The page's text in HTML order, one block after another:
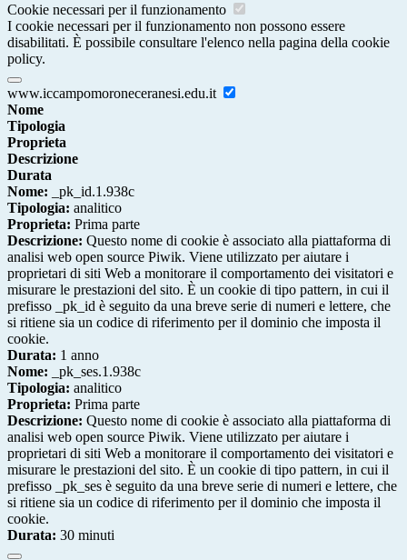
Cookie necessari per il funzionamento
I cookie necessari per il funzionamento non possono essere
disabilitati. È possibile consultare l'elenco nella pagina della cookie
policy.
www.iccampomoroneceranesi.edu.it
Nome
Tipologia
Proprieta
Descrizione
Durata
Nome: _pk_id.1.938c
Tipologia: analitico
Proprieta: Prima parte
Descrizione: Questo nome di cookie è associato alla piattaforma di
analisi web open source Piwik. Viene utilizzato per aiutare i
proprietari di siti Web a monitorare il comportamento dei visitatori e
misurare le prestazioni del sito. È un cookie di tipo pattern, in cui il
prefisso _pk_id è seguito da una breve serie di numeri e lettere, che
si ritiene sia un codice di riferimento per il dominio che imposta il
cookie.
Durata: 1 anno
Nome: _pk_ses.1.938c
Tipologia: analitico
Proprieta: Prima parte
Descrizione: Questo nome di cookie è associato alla piattaforma di
analisi web open source Piwik. Viene utilizzato per aiutare i
proprietari di siti Web a monitorare il comportamento dei visitatori e
misurare le prestazioni del sito. È un cookie di tipo pattern, in cui il
prefisso _pk_ses è seguito da una breve serie di numeri e lettere, che
si ritiene sia un codice di riferimento per il dominio che imposta il
cookie.
Durata: 30 minuti